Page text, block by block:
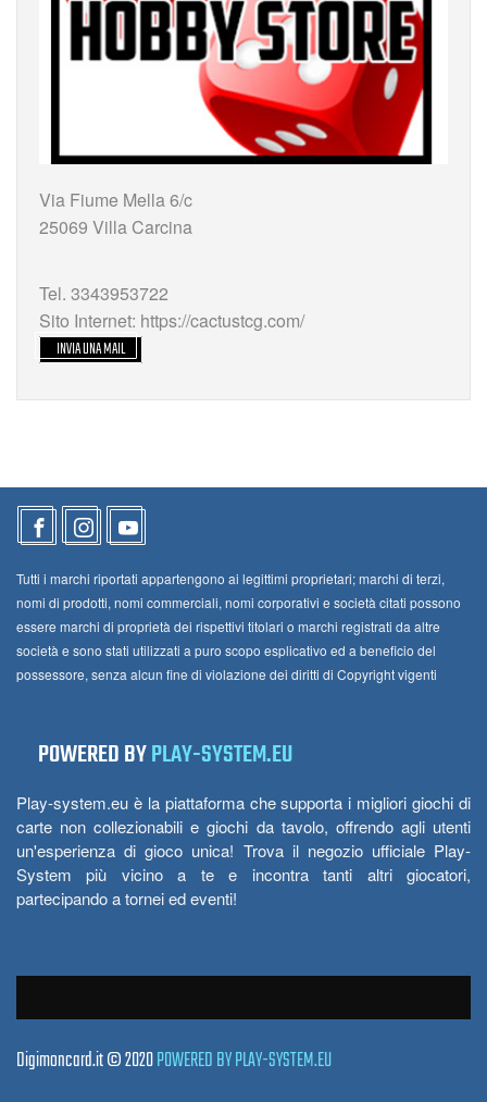
Via Fiume Mella 6/c
25069 Villa Carcina
Tel. 3343953722
Sito Internet: https://cactustcg.com/
INVIA UNA MAIL
Tutti i marchi riportati appartengono ai legittimi proprietari; marchi di terzi,
nomi di prodotti, nomi commerciali, nomi corporativi e società citati possono
essere marchi di proprietà dei rispettivi titolari o marchi registrati da altre
società e sono stati utilizzati a puro scopo esplicativo ed a beneficio del
possessore, senza alcun fine di violazione dei diritti di Copyright vigenti
POWERED BYPLAY-SYSTEM.EU
Play-system.eu è la piattaforma che supporta i migliori giochi di
carte non collezionabili e giochi da tavolo, offrendo agli utenti
un'esperienza di gioco unica! Trova il negozio ufficiale Play-
System più vicino a te e incontra tanti altri giocatori,
partecipando a tornei ed eventi!
Digimoncard.it © 2020POWERED BY PLAY-SYSTEM.EU